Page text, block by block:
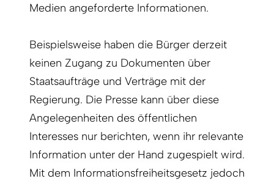
Medien angeforderte Informationen.
Beispielsweise haben die Bürger derzeit
keinen Zugang zu Dokumenten über
Staatsaufträge und Verträge mit der
Regierung. Die Presse kann über diese
Angelegenheiten des öffentlichen
Interesses nur berichten, wenn ihr relevante
Information unter der Hand zugespielt wird.
Mit dem Informationsfreiheitsgesetz jedoch